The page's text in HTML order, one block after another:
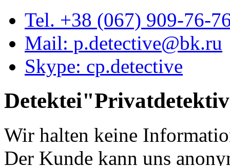
Tel. +38 (067) 909-76-
Mail: p.detective@bk.ru
Skype: cp.detective
Detektei"
Wir halten keine
Der Kunde kann uns